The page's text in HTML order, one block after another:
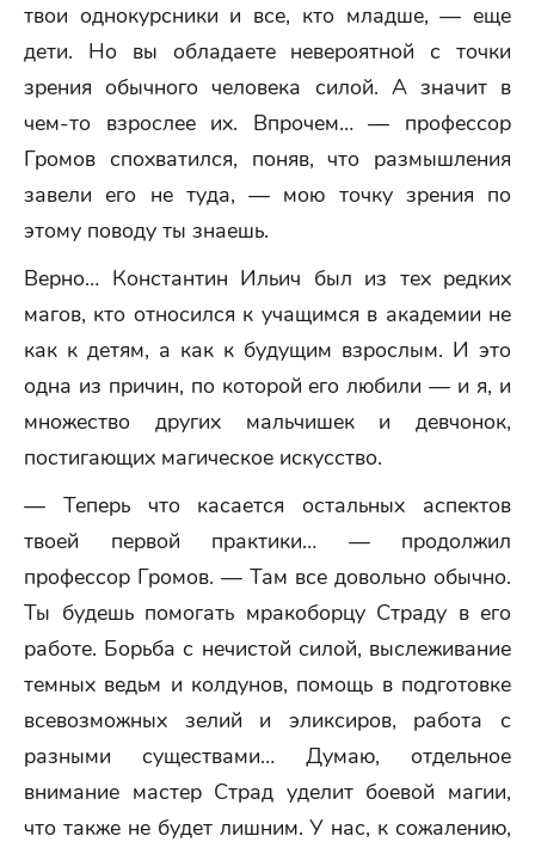
твои однокурсники и все, кто младше, — еще
дети. Но вы обладаете невероятной с точки
зрения обычного человека силой. А значит в
чем-то взрослее их. Впрочем… — профессор
Громов спохватился, поняв, что размышления
завели его не туда, — мою точку зрения по
этому поводу ты знаешь.
Верно… Константин Ильич был из тех редких
магов, кто относился к учащимся в академии не
как к детям, а как к будущим взрослым. И это
одна из причин, по которой его любили — и я, и
множество других мальчишек и девчонок,
постигающих магическое искусство.
— Теперь что касается остальных аспектов
твоей первой практики… — продолжил
профессор Громов. — Там все довольно обычно.
Ты будешь помогать мракоборцу Страду в его
работе. Борьба с нечистой силой, выслеживание
темных ведьм и колдунов, помощь в подготовке
всевозможных зелий и эликсиров, работа с
разными существами… Думаю, отдельное
внимание мастер Страд уделит боевой магии,
что также не будет лишним. У нас, к сожалению,